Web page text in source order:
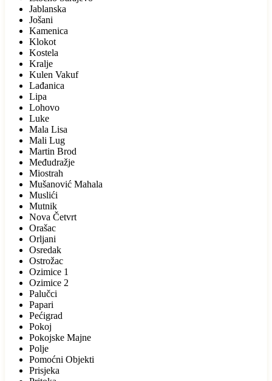
Jablanska
Jošani
Kamenica
Klokot
Kostela
Kralje
Kulen Vakuf
Lađanica
Lipa
Lohovo
Luke
Mala Lisa
Mali Lug
Martin Brod
Međudražje
Miostrah
Mušanović Mahala
Muslići
Mutnik
Nova Četvrt
Orašac
Orljani
Osredak
Ostrožac
Ozimice 1
Ozimice 2
Palučci
Papari
Pećigrad
Pokoj
Pokojske Majne
Polje
Pomoćni Objekti
Prisjeka